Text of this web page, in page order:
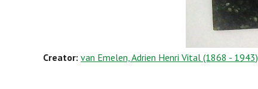
Creator: van Emelen, Adrien Henri Vital (1868 - 1943)